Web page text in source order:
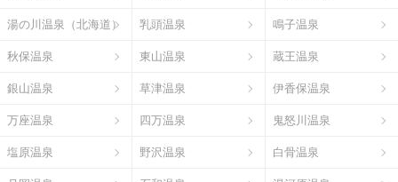
湯の川温泉（北海道） 乳頭温泉 鳴子温泉
秋保温泉 東山温泉 蔵王温泉
銀山温泉 草津温泉 伊香保温泉
万座温泉 四万温泉 鬼怒川温泉
塩原温泉 野沢温泉 白骨温泉